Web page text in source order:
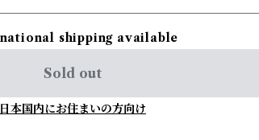
shipping available
Sold out
日本国内にお住まいの方向け